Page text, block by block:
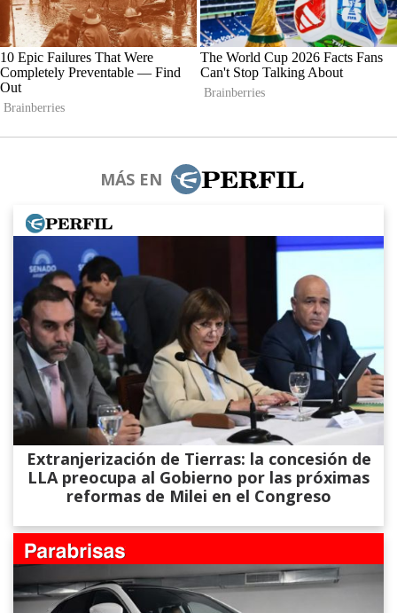
MÁS EN
Extranjerización de Tierras: la concesión de
LLA preocupa al Gobierno por las próximas
reformas de Milei en el Congreso